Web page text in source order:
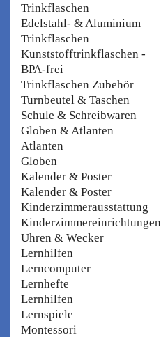
Trinkflaschen
Edelstahl- & Aluminium
Trinkflaschen
Kunststofftrinkflaschen -
BPA-frei
Trinkflaschen Zubehör
Turnbeutel & Taschen
Schule & Schreibwaren
Globen & Atlanten
Atlanten
Globen
Kalender & Poster
Kalender & Poster
Kinderzimmerausstattung
Kinderzimmereinrichtungen
Uhren & Wecker
Lernhilfen
Lerncomputer
Lernhefte
Lernhilfen
Lernspiele
Montessori